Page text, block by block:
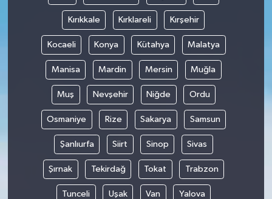
Kırıkkale Kırklareli Kırşehir
Kocaeli Konya Kütahya Malatya
Manisa Mardin Mersin Muğla
Muş Nevşehir Niğde Ordu
Osmaniye Rize Sakarya Samsun
Şanlıurfa Siirt Sinop Sivas
Şırnak Tekirdağ Tokat Trabzon
Tunceli Uşak Van Yalova